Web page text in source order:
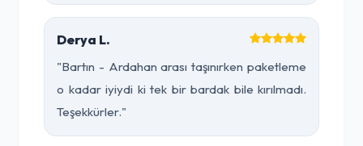
Derya L.
"Bartın - Ardahan arası taşınırken paketleme
o kadar iyiydi ki tek bir bardak bile kırılmadı.
Teşekkürler."